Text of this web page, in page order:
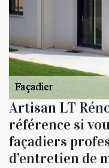
Artisan LT
référence si
façadiers
d’entretien de